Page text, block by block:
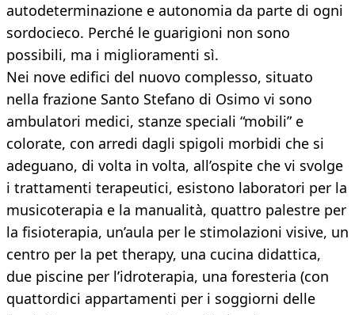
autodeterminazione e autonomia da parte di ogni
sordocieco. Perché le guarigioni non sono
possibili, ma i miglioramenti sì.
Nei nove edifici del nuovo complesso, situato
nella frazione Santo Stefano di Osimo vi sono
ambulatori medici, stanze speciali “mobili” e
colorate, con arredi dagli spigoli morbidi che si
adeguano, di volta in volta, all’ospite che vi svolge
i trattamenti terapeutici, esistono laboratori per la
musicoterapia e la manualità, quattro palestre per
la fisioterapia, un’aula per le stimolazioni visive, un
centro per la pet therapy, una cucina didattica,
due piscine per l’idroterapia, una foresteria (con
quattordici appartamenti per i soggiorni delle